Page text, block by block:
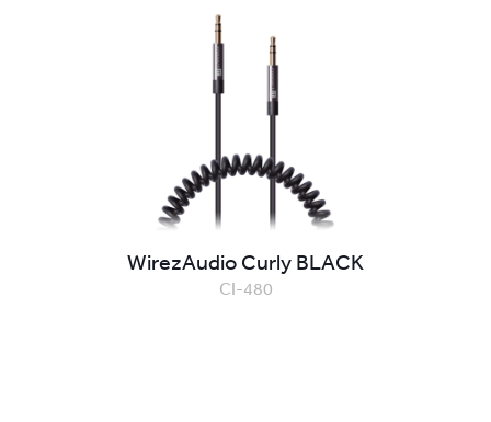
WirezAudio Curly BLACK
CI-480